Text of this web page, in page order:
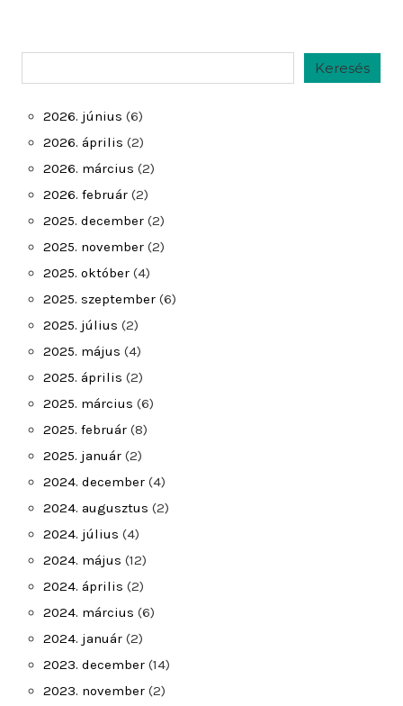
Keresés
2026. június (6)
2026. április (2)
2026. március (2)
2026. február (2)
2025. december (2)
2025. november (2)
2025. október (4)
2025. szeptember (6)
2025. július (2)
2025. május (4)
2025. április (2)
2025. március (6)
2025. február (8)
2025. január (2)
2024. december (4)
2024. augusztus (2)
2024. július (4)
2024. május (12)
2024. április (2)
2024. március (6)
2024. január (2)
2023. december (14)
2023. november (2)